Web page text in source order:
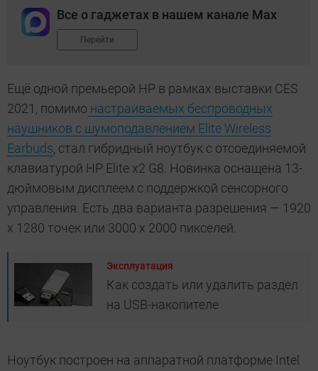
Все о гаджетах в нашем канале Max
Перейти
Ещё одной премьерой HP в рамках выставки CES
2021, помимо настраиваемых беспроводных
наушников с шумоподавлением Elite Wireless
Earbuds, стал гибридный ноутбук с отсоединяемой
клавиатурой HP Elite x2 G8. Новинка оснащена 13-
дюймовым дисплеем с поддержкой сенсорного
управления. Есть два варианта разрешения — 1920
х 1280 точек или 3000 х 2000 пикселей.
Эксплуатация
Как создать или удалить раздел
на USB-накопителе
Ноутбук построен на аппаратной платформе Intel